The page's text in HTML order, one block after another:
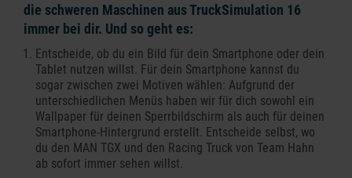
die schweren Maschinen aus TruckSimulation 16
immer bei dir. Und so geht es:
Entscheide, ob du ein Bild für dein Smartphone oder dein
Tablet nutzen willst. Für dein Smartphone kannst du
sogar zwischen zwei Motiven wählen: Aufgrund der
unterschiedlichen Menüs haben wir für dich sowohl ein
Wallpaper für deinen Sperrbildschirm als auch für deinen
Smartphone-Hintergrund erstellt. Entscheide selbst, wo
du den MAN TGX und den Racing Truck von Team Hahn
ab sofort immer sehen willst.